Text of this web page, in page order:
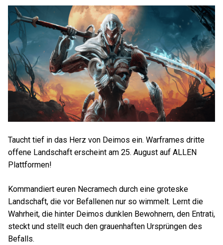
Taucht tief in das Herz von Deimos ein. Warframes dritte
offene Landschaft erscheint am 25. August auf ALLEN
Plattformen!
Kommandiert euren Necramech durch eine groteske
Landschaft, die vor Befallenen nur so wimmelt. Lernt die
Wahrheit, die hinter Deimos dunklen Bewohnern, den Entrati,
steckt und stellt euch den grauenhaften Ursprüngen des
Befalls.